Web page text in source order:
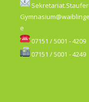
e
07151 / 5001 - 4209
07151 / 5001 - 4249